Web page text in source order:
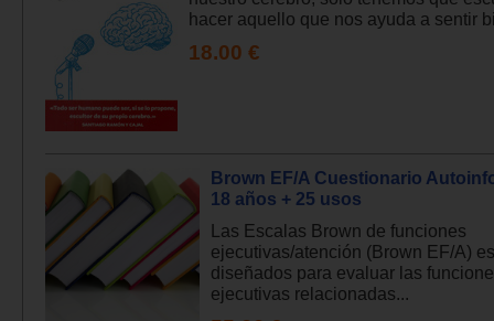
hacer aquello que nos ayuda a sentir
18.00 €
Brown EF/A Cuestionario
18 años + 25 usos
Las Escalas Brown de funciones
ejecutivas/atención (Brown EF/A)
diseñados para evaluar las
ejecutivas relacionadas...